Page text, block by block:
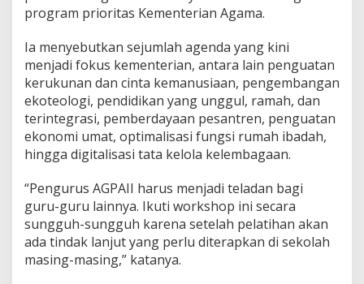
program prioritas Kementerian Agama.
Ia menyebutkan sejumlah agenda yang kini
menjadi fokus kementerian, antara lain penguatan
kerukunan dan cinta kemanusiaan, pengembangan
ekoteologi, pendidikan yang unggul, ramah, dan
terintegrasi, pemberdayaan pesantren, penguatan
ekonomi umat, optimalisasi fungsi rumah ibadah,
hingga digitalisasi tata kelola kelembagaan.
“Pengurus AGPAII harus menjadi teladan bagi
guru-guru lainnya. Ikuti workshop ini secara
sungguh-sungguh karena setelah pelatihan akan
ada tindak lanjut yang perlu diterapkan di sekolah
masing-masing,” katanya.